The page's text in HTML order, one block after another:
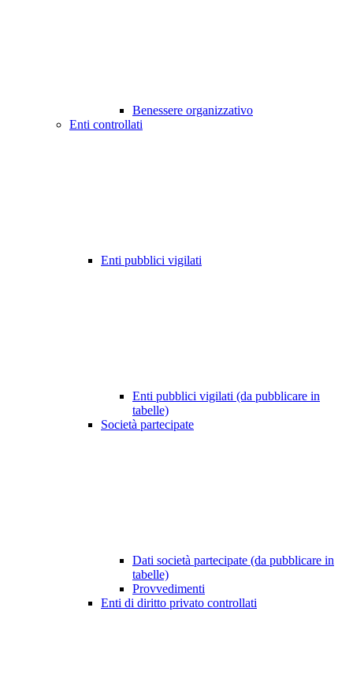
Benessere organizzativo
Enti controllati
Enti pubblici vigilati
Enti pubblici vigilati (da pubblicare in
tabelle)
Società partecipate
Dati società partecipate (da pubblicare in
tabelle)
Provvedimenti
Enti di diritto privato controllati